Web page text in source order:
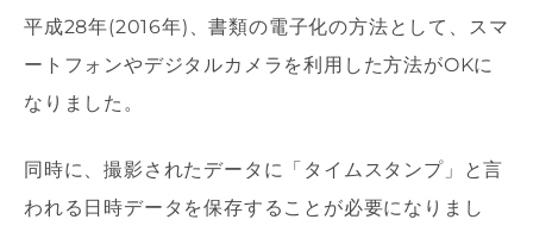
平成28年(2016年)、書類の電子化の方法として、スマ
ートフォンやデジタルカメラを利用した方法がOKに
なりました。
同時に、撮影されたデータに「タイムスタンプ」と言
われる日時データを保存することが必要になりまし